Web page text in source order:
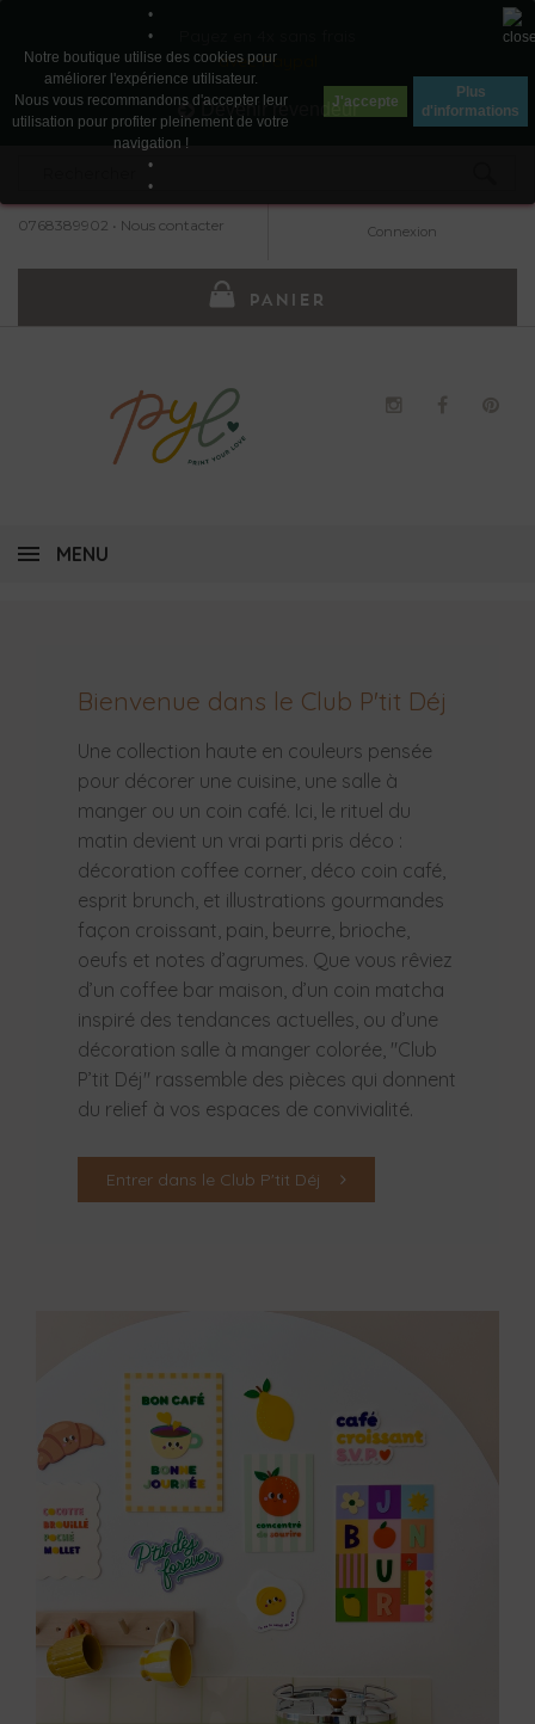
avec Paypal
Devenir revendeur
0768389902 • Nous contacter Connexion
PANIER
•
•
Notre boutique utilise des cookies pour
améliorer l'expérience utilisateur.
Nous vous recommandons d'accepter leur
utilisation pour profiter pleinement de votre
navigation !
•
•
J'accepte
Plus
d'informations
MENU
Bienvenue dans le Club P'tit Déj
Une collection haute en couleurs pensée
pour décorer une cuisine, une salle à
manger ou un coin café. Ici, le rituel du
matin devient un vrai parti pris déco :
décoration coffee corner, déco coin café,
esprit brunch, et illustrations gourmandes
façon croissant, pain, beurre, brioche,
oeufs et notes d’agrumes. Que vous rêviez
d’un coffee bar maison, d’un coin matcha
inspiré des tendances actuelles, ou d’une
décoration salle à manger colorée, "Club
P’tit Déj" rassemble des pièces qui donnent
du relief à vos espaces de convivialité.
Entrer dans le Club P'tit Déj